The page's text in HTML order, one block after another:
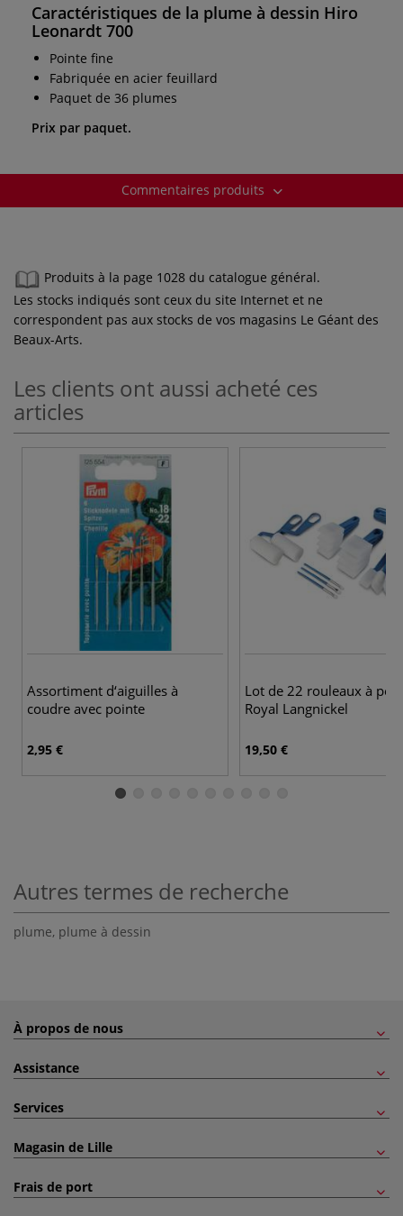
Caractéristiques de la plume à dessin Hiro
Leonardt 700
Pointe fine
Fabriquée en acier feuillard
Paquet de 36 plumes
Prix par paquet.
Commentaires produits
Produits à la page 1028 du catalogue général.
Les stocks indiqués sont ceux du site Internet et ne
correspondent pas aux stocks de vos magasins Le Géant des
Beaux-Arts.
Les clients ont aussi acheté ces
articles
Assortiment d‘aiguilles à
coudre avec pointe
2,95 €
Lot de 22 rouleaux à
Royal Langnickel
19,50 €
Autres termes de recherche
plume, plume à dessin
À propos de nous
Assistance
Services
Magasin de Lille
Frais de port